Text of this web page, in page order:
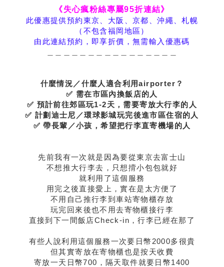
《失心瘋粉絲專屬95折連結》
此優惠提供預約東京、大阪、京都、沖繩、札幌
（不包含福岡地區）
由此連結預約，即享折價，無需輸入優惠碼
什麼情況／什麼人適合利用airporter？
✅ 需在市區內換飯店的人
✅ 預計前往郊區玩1-2天，需要寄放大行李的人
✅ 計劃迪士尼／環球影城玩完後進市區住宿的人
✅ 帶長輩／小孩，希望把行李直寄機場的人
先前我有一次就是因為要從東京去富士山
不想推大行李去，只想揹小包包就好
就利用了這個服務
用完之後直接愛上，實在是太方便了
不用自己推行李到車站寄物櫃存放
玩完回來後也不用去寄物櫃接行李
直接到下一間飯店Check-in，行李已經在那了
有些人說利用這個服務一次要日幣2000多很貴
但其實寄放在寄物櫃也是按天收費
寄放一天日幣700，隔天取件就要日幣1400